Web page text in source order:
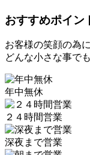
おすすめポイン
お客様の笑顔の為に
どんな小さな事で
年中無休
２４時間営業
深夜まで営業